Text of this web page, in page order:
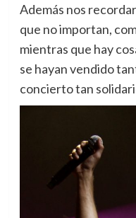
Además nos
que no importan,
mientras que hay
se hayan vendido
concierto tan